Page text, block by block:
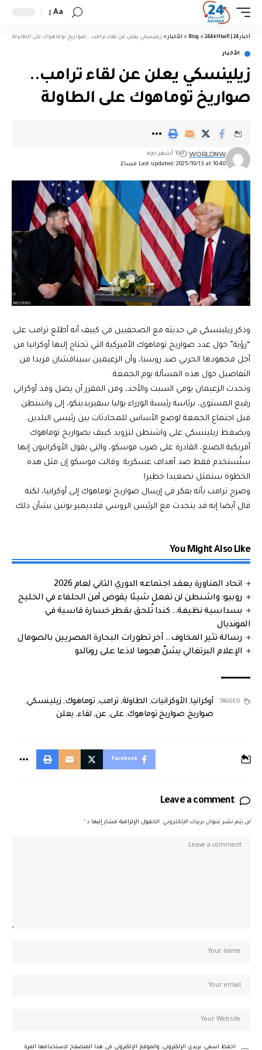
Aa
أخبار 24 | 24AkHbaR >
Blog
> الأخبار > زيلينسكي يعلن عن لقاء ترامب.. صواريخ توماهوك على الطاولة
الأخبار
زيلينسكي يعلن عن لقاء ترامب..
صواريخ توماهوك على الطاولة
Last updated: 2025/10/13 at 10:40 مساءً
WORLDNW 10 أشهر ago
وذكر زيلينسكي في حديثه مع الصحفيين في كييف أنه أطلع ترامب على
“رؤية” حول عدد صواريخ توماهوك الأميركية التي تحتاج إليها أوكرانيا من
أجل مجهودها الحربي ضد روسيا، وأن الزعيمين سيناقشان مزيدا من
التفاصيل حول هذه المسألة يوم الجمعة.
وتحدث الزعيمان يومي السبت والأحد، ومن المقرر أن يصل وفد أوكراني
رفيع المستوى، برئاسة رئيسة الوزراء يوليا سفيريدينكو، إلى واشنطن
قبل اجتماع الجمعة لوضع الأساس للمحادثات بين رئيسي البلدين.
ويضغط زيلينسكي على واشنطن لتزويد كييف بصواريخ توماهوك
أمريكية الصنع، القادرة على ضرب موسكو، والتي يقول الأوكرانيون إنها
ستُستخدم فقط ضد أهداف عسكرية. وقالت موسكو إن مثل هذه
الخطوة ستمثل تصعيدا خطيرا.
وصرح ترامب بأنه يفكر في إرسال صواريخ توماهوك إلى أوكرانيا، لكنه
قال أيضا إنه قد يتحدث مع الرئيس الروسي فلاديمير بوتين بشأن ذلك.
You Might Also Like
اتحاد المناورة يعقد اجتماعه الدوري الثاني لعام 2026
روبيو: واشنطن لن تفعل شيئا يقوض أمن الحلفاء في الخليج
بسداسية نظيفة.. كندا تُلحق بقطر خسارة قاسية في
المونديال
رسالة تثير المخاوف.. آخر تطورات البحارة المصريين بالصومال
الإعلام البرتغالي يشنّ هجوما لاذعا على رونالدو
TAGGED: أوكرانيا, الأوكرانيات, الطاولة, ترامب, توماهوك, زيلينسكي,
صواريخ, صواريخ توماهوك, على, عن, لقاء, يعلن
Facebook
Leave a comment
لن يتم نشر عنوان بريدك الإلكتروني. الحقول الإلزامية مشار إليها بـ *
احفظ اسمي، بريدي الإلكتروني، والموقع الإلكتروني في هذا المتصفح لاستخدامها المرة